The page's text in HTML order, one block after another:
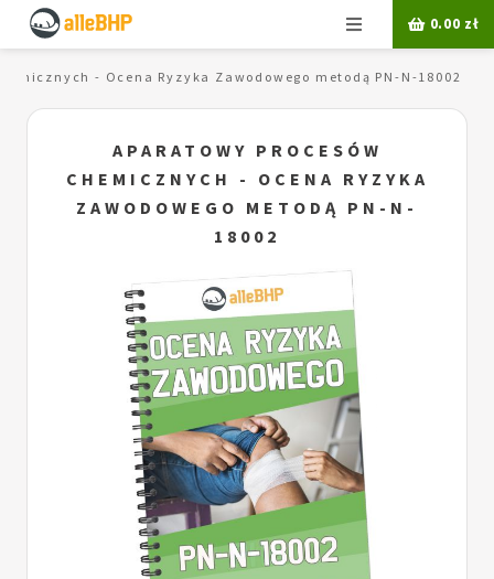
Menu 0.00 zł
- Ocena Ryzyka Zawodowego metodą PN-N-18002
APARATOWY PROCESÓW
CHEMICZNYCH - OCENA RYZYKA
ZAWODOWEGO METODĄ PN-N-
18002